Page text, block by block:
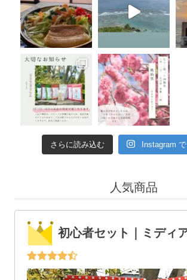
さらに読み込む Instagram
人気商品
初心者セット｜ミディ